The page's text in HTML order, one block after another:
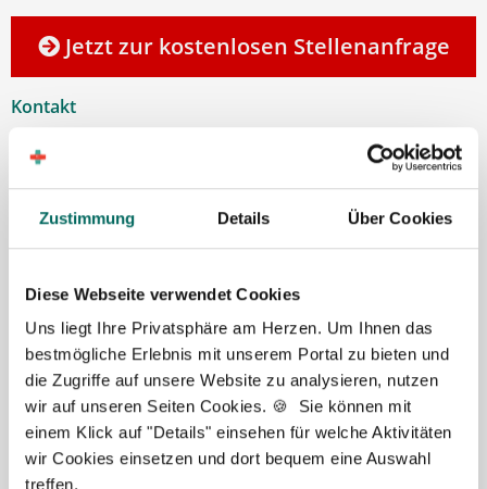
Zustimmung Details Über Cookies
Diese Webseite verwendet Cookies
Uns liegt Ihre Privatsphäre am Herzen. Um Ihnen das
bestmögliche Erlebnis mit unserem Portal zu bieten und
die Zugriffe auf unsere Website zu analysieren, nutzen
wir auf unseren Seiten Cookies. 🍪 Sie können mit
einem Klick auf "Details" einsehen für welche Aktivitäten
wir Cookies einsetzen und dort bequem eine Auswahl
treffen.
Jetzt zur kostenlosen Stellenanfrage
Kontakt
Tel.: +49 (0) 521 / 911 730 37
Fax: +49 (0) 521 / 911 730 31
hallo@deutscher-apotheker-service.de